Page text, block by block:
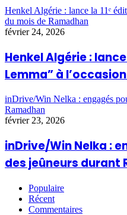
Henkel Algérie : lance la 11ᵉ
du mois de Ramadhan
février 24, 2026
Henkel Algérie :
Lemma” à
inDrive/Win Nelka : engagés
Ramadhan
février 23, 2026
inDrive/Win Nelka :
des jeûneurs durant
Populaire
Récent
Commentaires